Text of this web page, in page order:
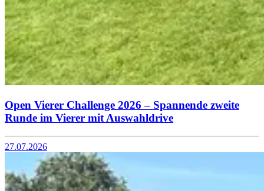
Open Vierer Challenge 2026 – Spannende zweite
Runde im Vierer mit Auswahldrive
27.07.2026